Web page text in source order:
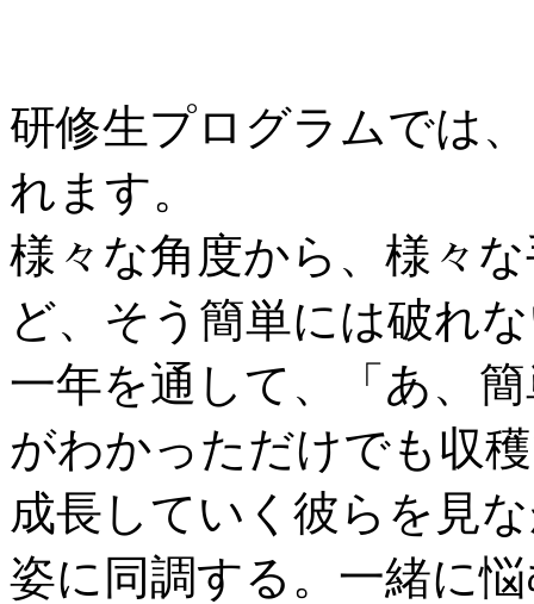
研修生プログラムでは
れます。
様々な角度から、様々
ど、そう簡単には破れ
一年を通して、「あ、
がわかっただけでも収
成長していく彼らを見
姿に同調する。一緒に